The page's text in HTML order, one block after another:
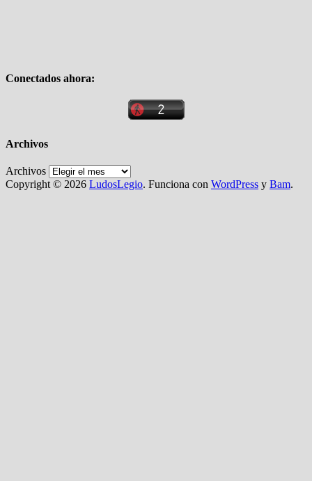
Conectados ahora:
Archivos
Archivos
Copyright © 2026 LudosLegio. Funciona con WordPress y Bam.